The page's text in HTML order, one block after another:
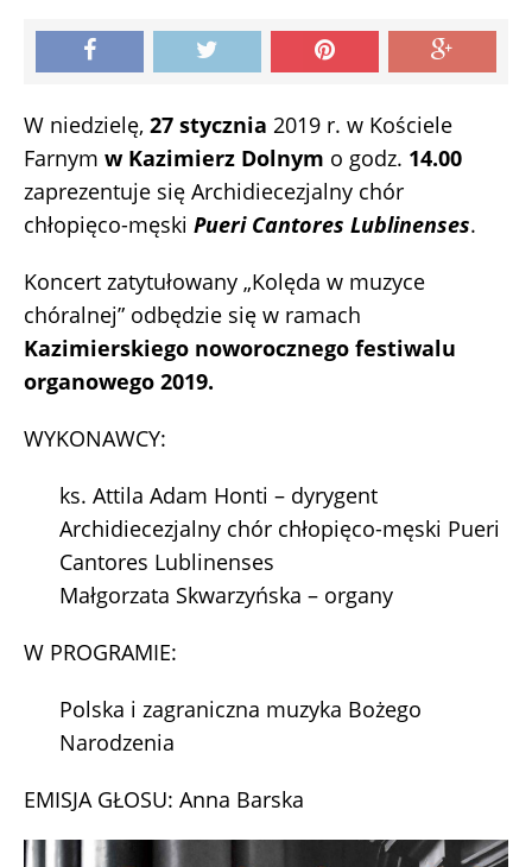
W niedzielę, 27 stycznia 2019 r. w Kościele
Farnym w Kazimierz Dolnym o godz. 14.00
zaprezentuje się Archidiecezjalny chór
chłopięco-męski Pueri Cantores Lublinenses.
Koncert zatytułowany „Kolęda w muzyce
chóralnej” odbędzie się w ramach
Kazimierskiego noworocznego festiwalu
organowego 2019.
WYKONAWCY:
ks. Attila Adam Honti – dyrygent
Archidiecezjalny chór chłopięco-męski Pueri
Cantores Lublinenses
Małgorzata Skwarzyńska – organy
W PROGRAMIE:
Polska i zagraniczna muzyka Bożego
Narodzenia
EMISJA GŁOSU: Anna Barska